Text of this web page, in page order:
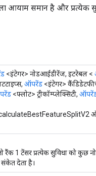
समान है और प्रत्येक
<इंटेगर> नोडआईडीरेंज, इटरेबल <
ऑपरेंड <इंटेगर>
<फ्लोट> ट्रीकॉम्प्लेक्सिटी,
रैंक 1 टेंसर प्रत्येक सुविधा को कुछ
संकेत देता है।